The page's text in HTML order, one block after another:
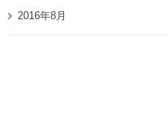
2016年8月